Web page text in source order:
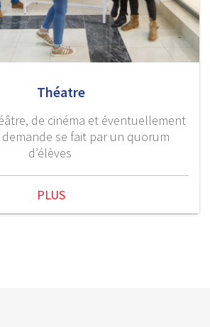
Théatre
de cinéma et éventuellement
demande se fait par un quorum
d’élèves
PLUS